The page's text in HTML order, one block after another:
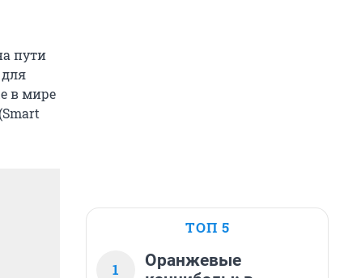
пути
в мире
ТОП 5
1
Оранжевые